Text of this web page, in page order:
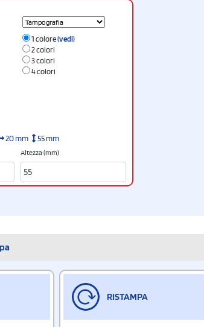
1 colore(vedi)
2 colori
3 colori
4 colori
20 mm 55 mm
Altezza (mm)
RISTAMPA